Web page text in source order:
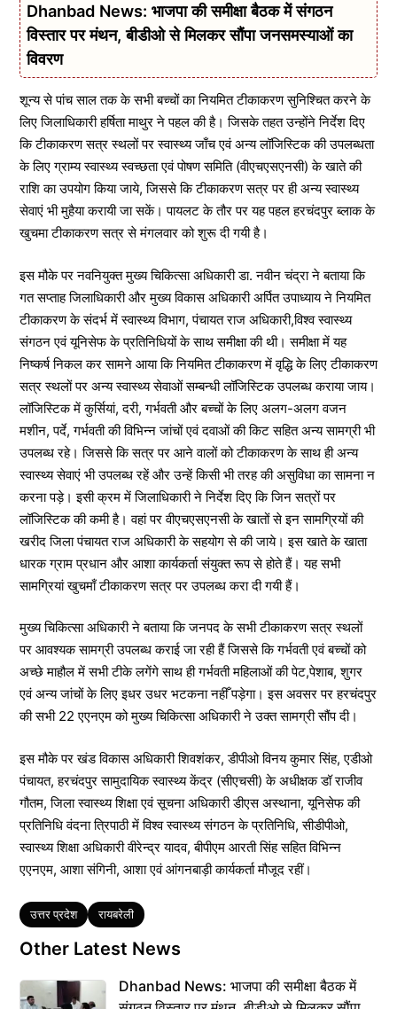
Dhanbad News: भाजपा की समीक्षा बैठक में संगठन
विस्तार पर मंथन, बीडीओ से मिलकर सौंपा जनसमस्याओं का
विवरण
शून्य से पांच साल तक के सभी बच्चों का नियमित टीकाकरण सुनिश्चित करने के
लिए जिलाधिकारी हर्षिता माथुर ने पहल की है। जिसके तहत उन्होंने निर्देश दिए
कि टीकाकरण सत्र स्थलों पर स्वास्थ्य जाँच एवं अन्य लॉजिस्टिक की उपलब्धता
के लिए ग्राम्य स्वास्थ्य स्वच्छता एवं पोषण समिति (वीएचएसएनसी) के खाते की
राशि का उपयोग किया जाये, जिससे कि टीकाकरण सत्र पर ही अन्य स्वास्थ्य
सेवाएं भी मुहैया करायी जा सकें। पायलट के तौर पर यह पहल हरचंदपुर ब्लाक के
खुचमा टीकाकरण सत्र से मंगलवार को शुरू दी गयी है।
इस मौके पर नवनियुक्त मुख्य चिकित्सा अधिकारी डा. नवीन चंद्रा ने बताया कि
गत सप्ताह जिलाधिकारी और मुख्य विकास अधिकारी अर्पित उपाध्याय ने नियमित
टीकाकरण के संदर्भ में स्वास्थ्य विभाग, पंचायत राज अधिकारी,विश्व स्वास्थ्य
संगठन एवं यूनिसेफ के प्रतिनिधियों के साथ समीक्षा की थी। समीक्षा में यह
निष्कर्ष निकल कर सामने आया कि नियमित टीकाकरण में वृद्धि के लिए टीकाकरण
सत्र स्थलों पर अन्य स्वास्थ्य सेवाओं सम्बन्धी लॉजिस्टिक उपलब्ध कराया जाय।
लॉजिस्टिक में कुर्सियां, दरी, गर्भवती और बच्चों के लिए अलग-अलग वजन
मशीन, पर्दे, गर्भवती की विभिन्न जांचों एवं दवाओं की किट सहित अन्य सामग्री भी
उपलब्ध रहे। जिससे कि सत्र पर आने वालों को टीकाकरण के साथ ही अन्य
स्वास्थ्य सेवाएं भी उपलब्ध रहें और उन्हें किसी भी तरह की असुविधा का सामना न
करना पड़े। इसी क्रम में जिलाधिकारी ने निर्देश दिए कि जिन सत्रों पर
लॉजिस्टिक की कमी है। वहां पर वीएचएसएनसी के खातों से इन सामग्रियों की
खरीद जिला पंचायत राज अधिकारी के सहयोग से की जाये। इस खाते के खाता
धारक ग्राम प्रधान और आशा कार्यकर्ता संयुक्त रूप से होते हैं। यह सभी
सामग्रियां खुचमाँ टीकाकरण सत्र पर उपलब्ध करा दी गयी हैं।
मुख्य चिकित्सा अधिकारी ने बताया कि जनपद के सभी टीकाकरण सत्र स्थलों
पर आवश्यक सामग्री उपलब्ध कराई जा रही हैं जिससे कि गर्भवती एवं बच्चों को
अच्छे माहौल में सभी टीके लगेंगे साथ ही गर्भवती महिलाओं की पेट,पेशाब, शुगर
एवं अन्य जांचों के लिए इधर उधर भटकना नहीँ पड़ेगा। इस अवसर पर हरचंदपुर
की सभी 22 एएनएम को मुख्य चिकित्सा अधिकारी ने उक्त सामग्री सौंप दी।
इस मौके पर खंड विकास अधिकारी शिवशंकर, डीपीओ विनय कुमार सिंह, एडीओ
पंचायत, हरचंदपुर सामुदायिक स्वास्थ्य केंद्र (सीएचसी) के अधीक्षक डॉ राजीव
गौतम, जिला स्वास्थ्य शिक्षा एवं सूचना अधिकारी डीएस अस्थाना, यूनिसेफ की
प्रतिनिधि वंदना त्रिपाठी में विश्व स्वास्थ्य संगठन के प्रतिनिधि, सीडीपीओ,
स्वास्थ्य शिक्षा अधिकारी वीरेन्द्र यादव, बीपीएम आरती सिंह सहित विभिन्न
एएनएम, आशा संगिनी, आशा एवं आंगनबाड़ी कार्यकर्ता मौजूद रहीं।
Tags
उत्तर प्रदेश रायबरेली
Other Latest News
Dhanbad News: भाजपा की समीक्षा बैठक में